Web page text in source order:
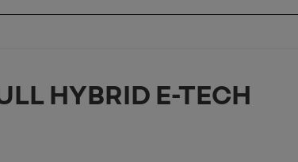
HYBRID E-TECH